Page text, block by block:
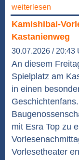
weiterlesen
Kamishibai-
Kastanienweg
30.07.2026 / 20:43
An diesem
Spielplatz am
in einen
mit Esra Top zu
Vorlesetheater